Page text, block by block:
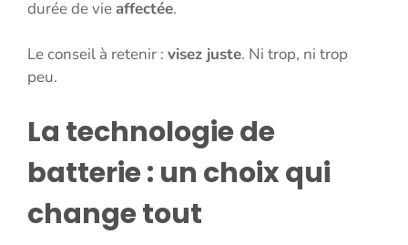
durée de vieaffectée.
Le conseil à retenir : visez juste. Ni trop, ni trop
peu.
La technologie de
batterie : un choix qui
change tout